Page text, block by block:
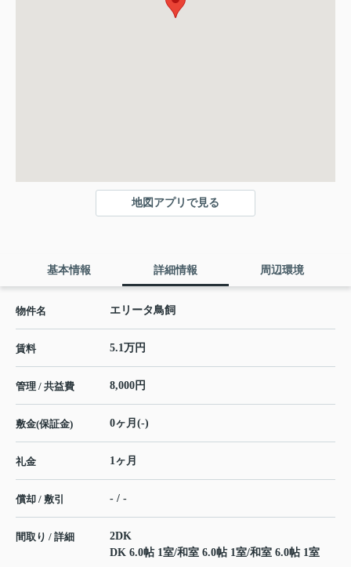
地図アプリで見る
基本情報 詳細情報 周辺環境
物件名 エリータ鳥飼
賃料 5.1万円
管理 / 共益費 8,000円
敷金(保証金) 0ヶ月(-)
礼金 1ヶ月
償却 / 敷引 - / -
間取り / 詳細
2DK
DK 6.0帖 1室/和室 6.0帖 1室/和室 6.0帖 1室